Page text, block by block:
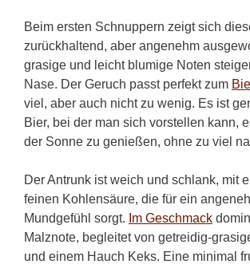
Beim ersten Schnuppern zeigt sich
zurückhaltend, aber angenehm
grasige und leicht blumige Noten
Nase. Der Geruch passt perfekt zum
viel, aber auch nicht zu wenig. Es ist
Bier, bei der man sich vorstellen kann,
der Sonne zu genießen, ohne zu viel
Der Antrunk ist weich und schlank, mit
feinen Kohlensäure, die für ein
Mundgefühl sorgt. Im Geschmack
Malznote, begleitet von getreidig-
und einem Hauch Keks. Eine minimal